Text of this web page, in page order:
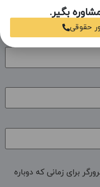
برای زمانی که دوباره
بگیر.
حقوقی